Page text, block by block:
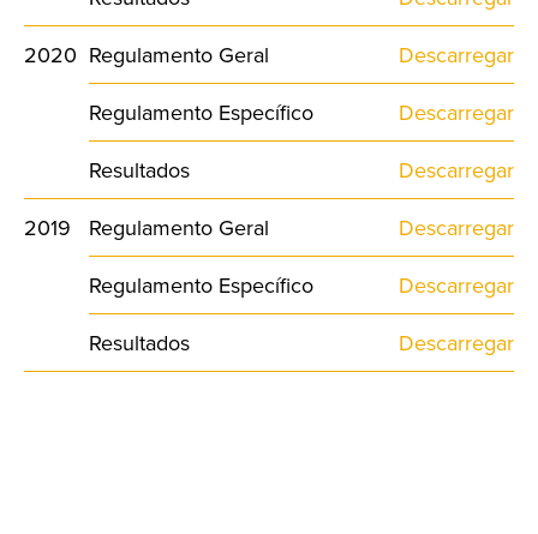
2020 Regulamento Geral
Descarregar
Regulamento Específico
Descarregar
Resultados
Descarregar
2019
Regulamento Geral
Descarregar
Regulamento Específico
Descarregar
Resultados
Descarregar